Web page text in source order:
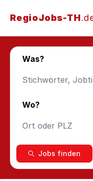
RegioJobs-TH
Was?
Wo?
Jobs finden